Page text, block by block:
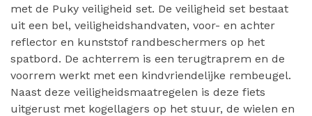
met de Puky veiligheid set. De veiligheid set bestaat
uit een bel, veiligheidshandvaten, voor- en achter
reflector en kunststof randbeschermers op het
spatbord. De achterrem is een terugtraprem en de
voorrem werkt met een kindvriendelijke rembeugel.
Naast deze veiligheidsmaatregelen is deze fiets
uitgerust met kogellagers op het stuur, de wielen en